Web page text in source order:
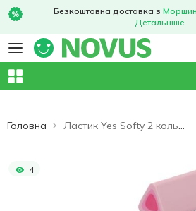
Безкоштовна доставка з
Детальніше
Головна Ластик Yes Softy 2 кольори
4